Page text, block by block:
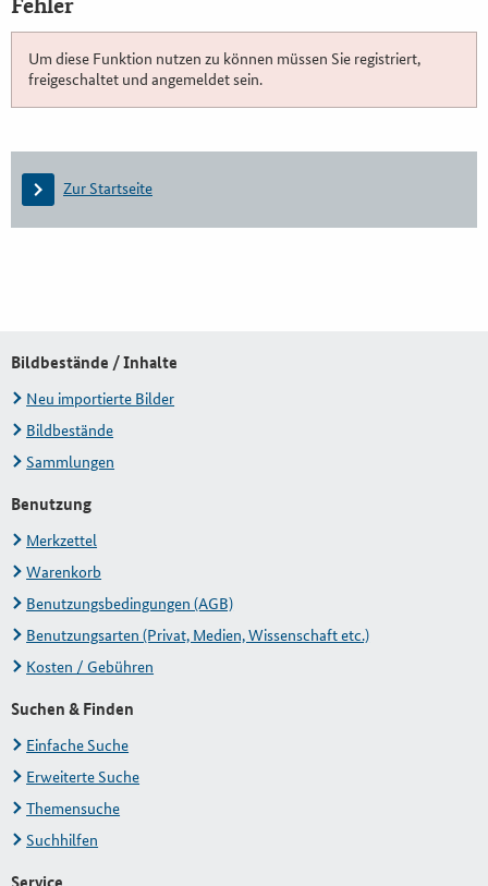
Um diese Funktion nutzen zu können müssen Sie registriert,
freigeschaltet und angemeldet sein.
Zur Startseite
Bildbestände / Inhalte
Neu importierte Bilder
Bildbestände
Sammlungen
Benutzung
Merkzettel
Warenkorb
Benutzungsbedingungen (AGB)
Benutzungsarten (Privat, Medien, Wissenschaft etc.)
Kosten / Gebühren
Suchen & Finden
Einfache Suche
Erweiterte Suche
Themensuche
Suchhilfen